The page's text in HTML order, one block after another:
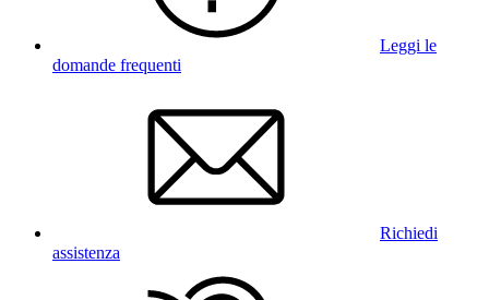
Leggi le
domande frequenti
Richiedi
assistenza